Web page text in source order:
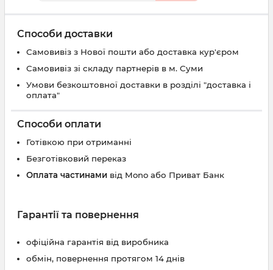
Способи доставки
Самовивіз з Нової пошти або доставка кур'єром
Самовивіз зі складу партнерів в м. Суми
Умови безкоштовної доставки в розділі "доставка і
оплата"
Способи оплати
Готівкою при отриманні
Безготівковий переказ
Оплата частинами від Mono або Приват Банк
Гарантії та повернення
офіційна гарантія від виробника
обмін, повернення протягом 14 днів